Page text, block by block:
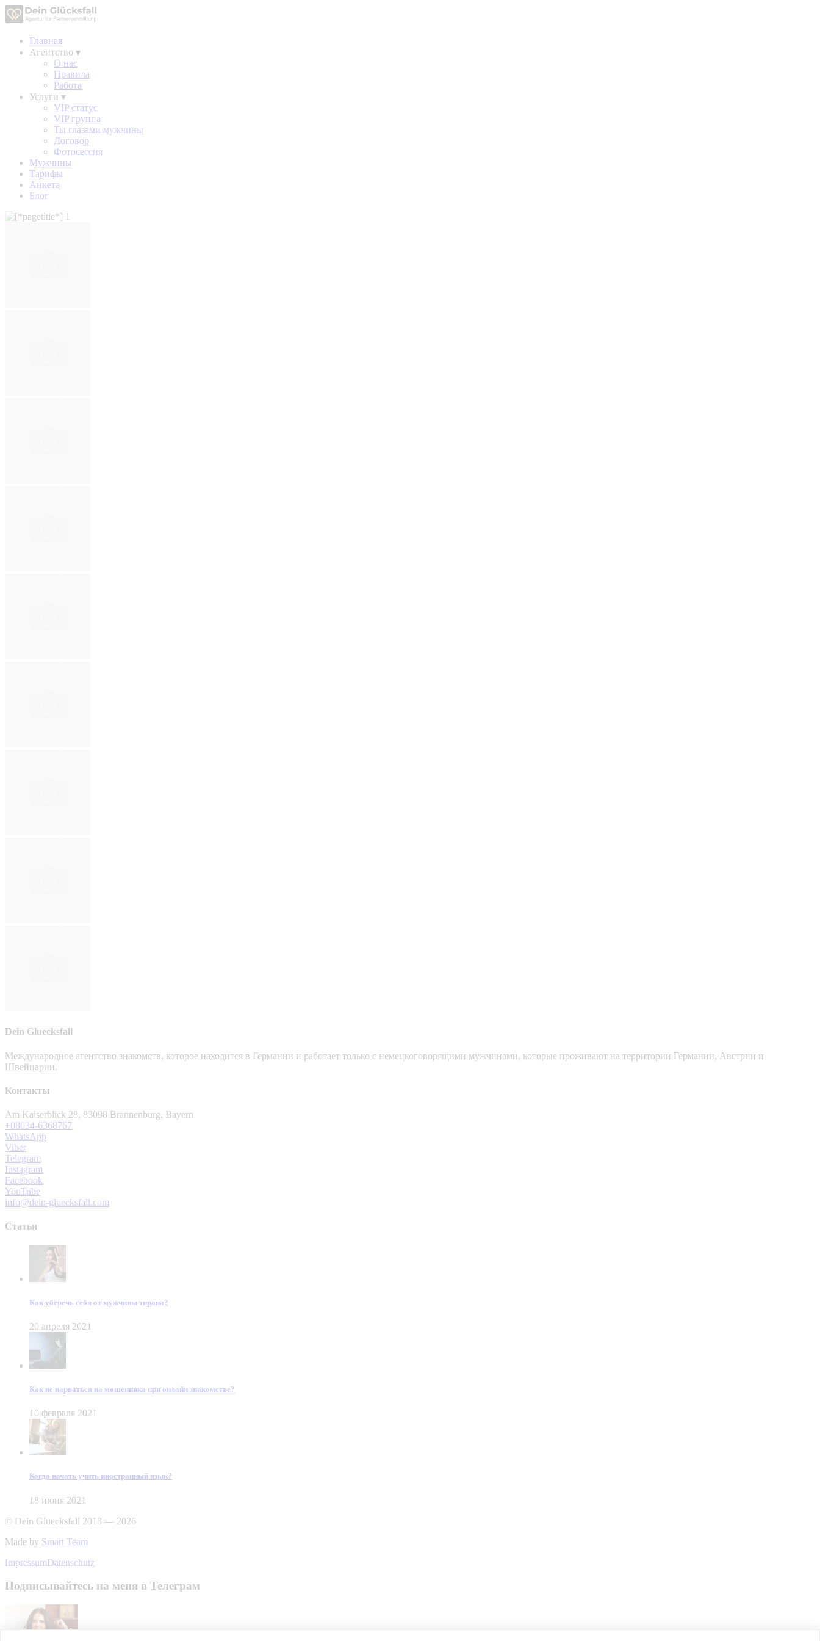
Главная
Агентство ▾
О нас
Правила
Работа
Услуги ▾
VIP статус
VIP группа
Ты глазами мужчины
Договор
Фотосессия
Мужчины
Тарифы
Анкета
Блог
Dein Gluecksfall
Международное агентство знакомств, которое находится в Германии и работает только с немецкоговорящими мужчинами, которые проживают на территории Германии, Австрии и
Швейцарии.
Контакты
Am Kaiserblick 28, 83098 Brannenburg, Bayern
+08034-6368767
WhatsApp
Viber
Telegram
Instagram
Facebook
YouTube
info@dein-gluecksfall.com
Статьи
Как уберечь себя от мужчины тирана?
20 апреля 2021
Как не нарваться на мошенника при онлайн знакомстве?
10 февраля 2021
Когда начать учить иностранный язык?
18 июня 2021
© Dein Gluecksfall 2018 — 2026
Made by Smart Team
ImpressumDatenschutz
Подписывайтесь на меня в Телеграм